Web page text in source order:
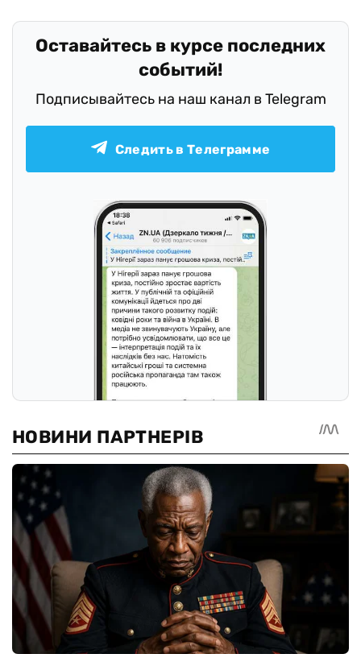
Оставайтесь в курсе последних
событий!
Подписывайтесь на наш канал в Telegram
Следить в Телеграмме